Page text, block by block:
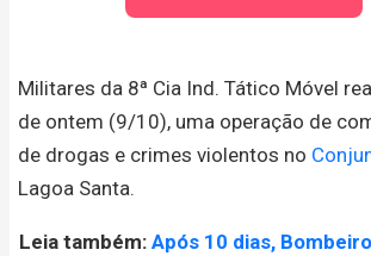
Militares da 8ª Cia Ind. Tático Móvel
de ontem (9/10), uma operação de
de drogas e crimes violentos no
Lagoa Santa.
Leia também: Após 10 dias,